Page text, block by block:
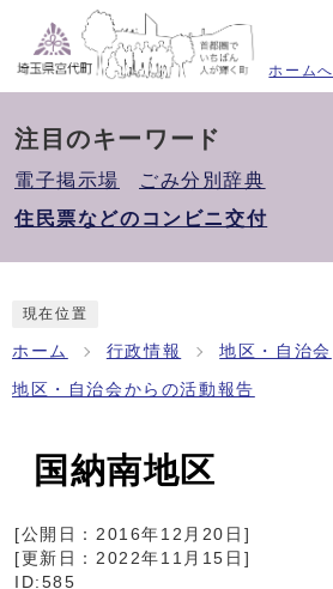
ホームへ
注目のキーワード
電子掲示場
ごみ分別辞典
住民票などのコンビニ交付
現在位置
ホーム 行政情報 地区・自治会
地区・自治会からの活動報告
国納南地区
[公開日： 2016年12月20日 ]
[更新日： 2022年11月15日 ]
ID:585